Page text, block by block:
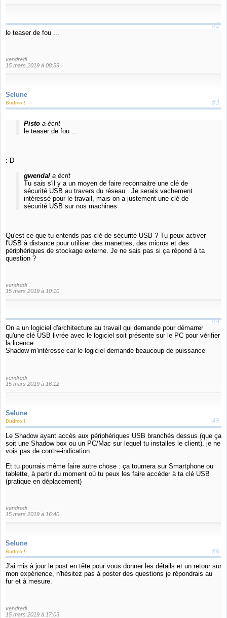
#2
le teaser de fou ...
vendredi
15 mars 2019 à 08:59
Selune
#3
Budmo !
Pistoa écrit
le teaser de fou ...
:-D
gwendala écrit
Tu sais s'il y a un moyen de faire reconnaitre une clé de
sécurité USB au travers du réseau . Je serais vachement
intéressé pour le travail, mais on a justement une clé de
sécurité USB sur nos machines
Qu'est-ce que tu entends pas clé de sécurité USB ? Tu peux activer
l'USB à distance pour utiliser des manettes, des micros et des
périphériques de stockage externe. Je ne sais pas si ça répond à ta
question ?
vendredi
15 mars 2019 à 10:10
#4
On a un logiciel d'architecture au travail qui demande pour démarrer
qu'une clé USB livrée avec le logiciel soit présente sur le PC pour vérifier
la licence
Shadow m'intéresse car le logiciel demande beaucoup de puissance
vendredi
15 mars 2019 à 16:12
Selune
#5
Budmo !
Le Shadow ayant accès aux périphériques USB branchés dessus (que ça
soit une Shadow box ou un PC/Mac sur lequel tu installes le client), je ne
vois pas de contre-indication.
Et tu pourrais même faire autre chose : ça tournera sur Smartphone ou
tablette, à partir du moment où tu peux les faire accéder à ta clé USB
(pratique en déplacement)
vendredi
15 mars 2019 à 16:40
Selune
#6
Budmo !
J'ai mis à jour le post en tête pour vous donner les détails et un retour sur
mon expérience, n'hésitez pas à poster des questions je répondrais au
fur et à mesure.
vendredi
15 mars 2019 à 17:03